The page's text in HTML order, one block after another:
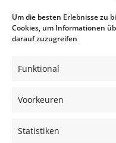
Um die besten Erlebnisse zu
Cookies, um Informationen
darauf zuzugreifen
Funktional
Voorkeuren
Statistiken
Wir behalten den Markt